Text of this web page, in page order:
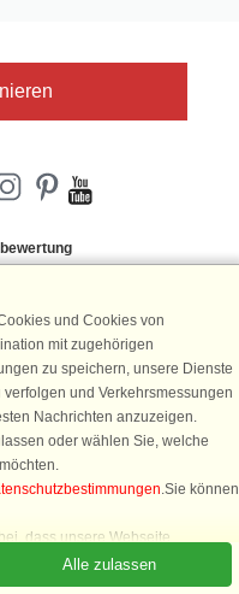
Sie an, um zu buchen
und Cookies von
mit zugehörigen
zu speichern, unsere Dienste
und Verkehrsmessungen
Nachrichten anzuzeigen.
oder wählen Sie, welche
.Sie können
dass unsere Webseite
wie das Erinnern an die
Alle zulassen